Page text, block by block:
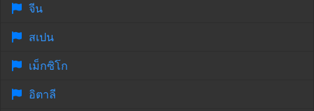
จีน
สเปน
เม็กซิโก
อิตาลี